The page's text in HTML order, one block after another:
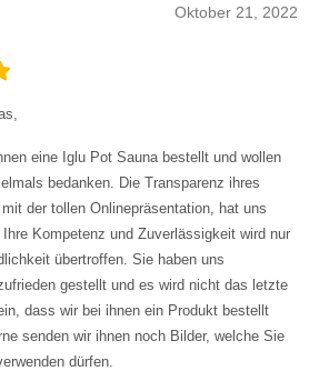
Oktober 21, 2022
eine Iglu Pot Sauna bestellt und wollen
bedanken. Die Transparenz ihres
der tollen Onlinepräsentation, hat uns
Kompetenz und Zuverlässigkeit wird nur
übertroffen. Sie haben uns
gestellt und es wird nicht das letzte
dass wir bei ihnen ein Produkt bestellt
senden wir ihnen noch Bilder, welche Sie
dürfen.